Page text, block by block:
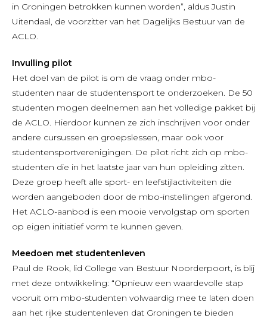
in Groningen betrokken kunnen worden”, aldus Justin
Uitendaal, de voorzitter van het Dagelijks Bestuur van de
ACLO.
Invulling pilot
Het doel van de pilot is om de vraag onder mbo-
studenten naar de studentensport te onderzoeken. De 50
studenten mogen deelnemen aan het volledige pakket bij
de ACLO. Hierdoor kunnen ze zich inschrijven voor onder
andere cursussen en groepslessen, maar ook voor
studentensportverenigingen. De pilot richt zich op mbo-
studenten die in het laatste jaar van hun opleiding zitten.
Deze groep heeft alle sport- en leefstijlactiviteiten die
worden aangeboden door de mbo-instellingen afgerond.
Het ACLO-aanbod is een mooie vervolgstap om sporten
op eigen initiatief vorm te kunnen geven.
Meedoen met studentenleven
Paul de Rook, lid College van Bestuur Noorderpoort, is blij
met deze ontwikkeling: “Opnieuw een waardevolle stap
vooruit om mbo-studenten volwaardig mee te laten doen
aan het rijke studentenleven dat Groningen te bieden